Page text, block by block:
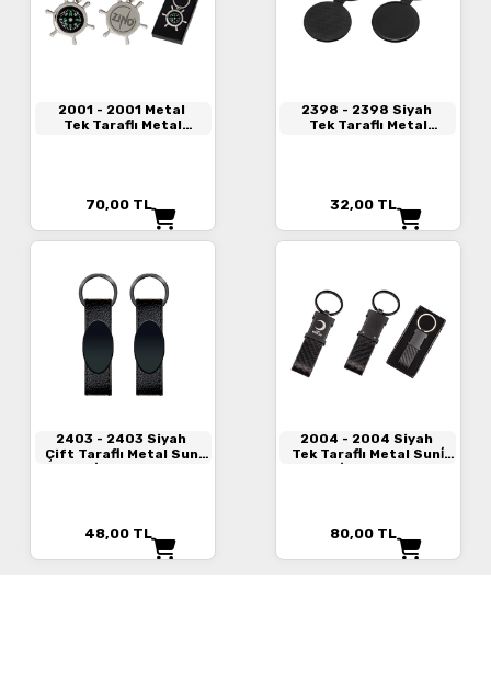
2001 - 2001 Metal
Tek Taraflı Metal
70,00 TL
2398 - 2398 Siyah
Tek Taraflı Metal
32,00 TL
2403 - 2403 Siyah
Çift Taraflı Metal Suni̇
48,00 TL
2004 - 2004 Siyah
Tek Taraflı Metal Suni̇
80,00 TL